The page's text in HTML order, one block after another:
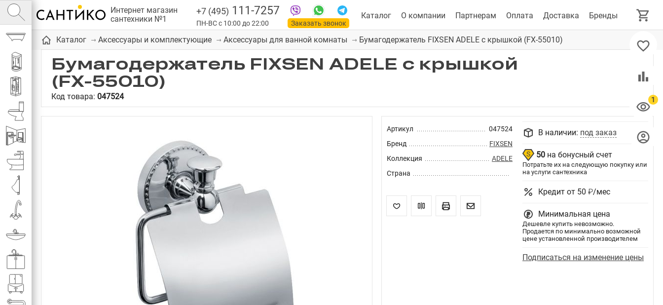
Интернет магазин
сантехники №1
+7 (495) 111-7257
ПН-ВС с 10:00 до 22:00
Заказать звонок
Ванны
Душевые кабины
Душевые
Каталог О компании Партнерам Оплата Доставка Бренды
Каталог Аксессуары и комплектующие Аксессуары для ванной комнаты Бумагодержатель FIXSEN ADELE с крышкой (FX-55010)
Бумагодержатель FIXSEN ADELE с крышкой
(FX-55010)
Код товара: 047524
Артикул
047524
Бренд
FIXSEN
Коллекция
ADELE
Страна
В наличии: под заказ
50 на бонусный счет
Потратьте их на следующую покупку или
на услуги сантехника
Кредит от 50 ₽/мес
Минимальная цена
Дешевле купить невозможно.
Продается по минимально возможной
цене установленной производителем
Подписаться на изменение цены